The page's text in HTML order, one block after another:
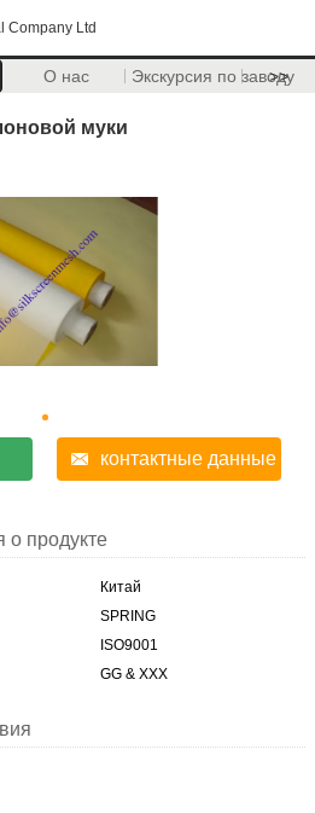
Company Ltd
О нас Экскурсия по заводу
>>
муки
контактные данные
продукте
Китай
SPRING
ISO9001
GG & XXX